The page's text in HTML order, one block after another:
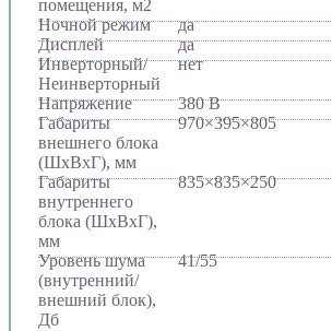
помещения, м2
Ночной режим
да
Дисплей
да
Инверторный/
Неинверторный
нет
Напряжение
380 В
Габариты
внешнего блока
(ШхВхГ), мм
970×395×805
Габариты
внутреннего
блока (ШхВхГ),
мм
835×835×250
Уровень шума
(внутренний/
внешний блок),
Дб
41/55